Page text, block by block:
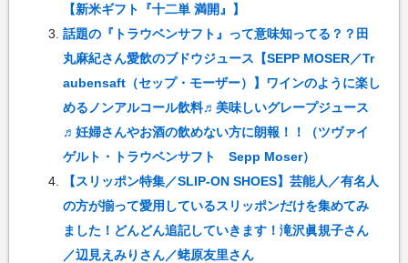
【新米ギフト『十二単 満開』】
話題の『トラウベンサフト』って意味知ってる？？田
丸麻紀さん愛飲のブドウジュース【SEPP MOSER／Tr
aubensaft（セップ・モーザー）】ワインのように楽し
めるノンアルコール飲料♬美味しいグレープジュース
♬妊婦さんやお酒の飲めない方に朗報！！（ツヴァイ
ゲルト・トラウベンサフト Sepp Moser）
【スリッポン特集／SLIP-ON SHOES】芸能人／有名人
の方が揃って愛用しているスリッポンだけを集めてみ
ました！どんどん追記していきます！滝沢眞規子さん
／辺見えみりさん／蛯原友里さん